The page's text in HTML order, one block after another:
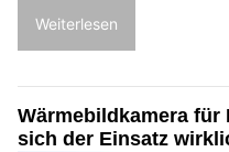
Weiterlesen
Wärmebildkamera für
sich der Einsatz